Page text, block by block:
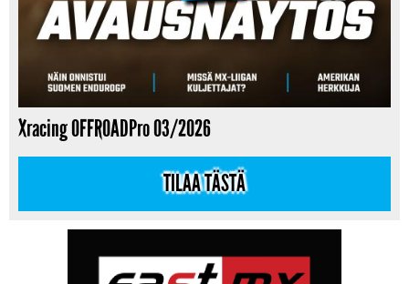
Xracing OFFROADPro 03/2026
TILAA TÄSTÄ